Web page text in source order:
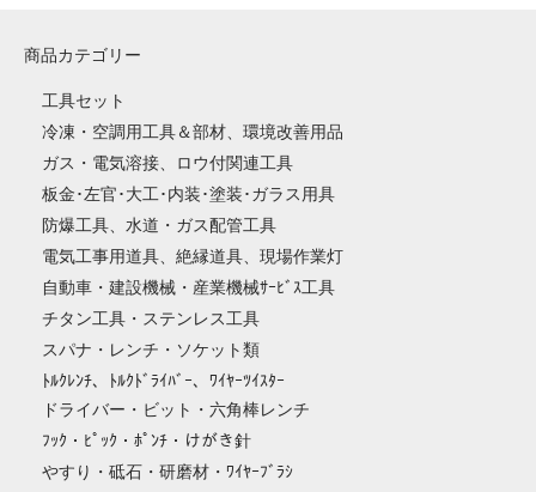
商品カテゴリー
工具セット
冷凍・空調用工具＆部材、環境改善用品
ガス・電気溶接、ロウ付関連工具
板金･左官･大工･内装･塗装･ガラス用具
防爆工具、水道・ガス配管工具
電気工事用道具、絶縁道具、現場作業灯
自動車・建設機械・産業機械ｻｰﾋﾞｽ工具
チタン工具・ステンレス工具
スパナ・レンチ・ソケット類
ﾄﾙｸﾚﾝﾁ、ﾄﾙｸﾄﾞﾗｲﾊﾞｰ、ﾜｲﾔｰﾂｲｽﾀｰ
ドライバー・ビット・六角棒レンチ
ﾌｯｸ・ﾋﾟｯｸ・ﾎﾟﾝﾁ・けがき針
やすり・砥石・研磨材・ﾜｲﾔｰﾌﾞﾗｼ